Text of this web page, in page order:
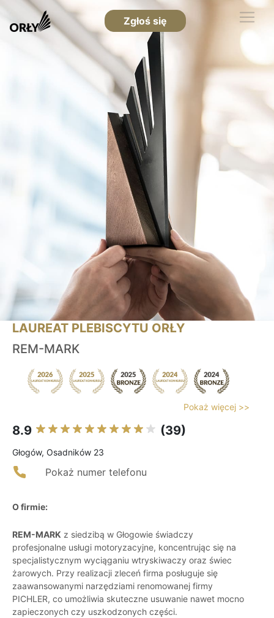
Zgłoś się
LAUREAT PLEBISCYTU ORŁY
REM-MARK
Pokaż więcej >>
8.9 (39)
Głogów, Osadników 23
Pokaż numer telefonu
O firmie:
REM-MARK z siedzibą w Głogowie świadczy
profesjonalne usługi motoryzacyjne, koncentrując się na
specjalistycznym wyciąganiu wtryskiwaczy oraz świec
żarowych. Przy realizacji zleceń firma posługuje się
zaawansowanymi narzędziami renomowanej firmy
PICHLER, co umożliwia skuteczne usuwanie nawet mocno
zapieczonych czy uszkodzonych części.